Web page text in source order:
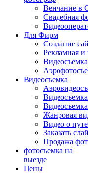
Венчание в
Свадебная
Для Фирм
Создание
Рекламная и
Видеосъемка
Жанровая
Видео о
Заказать
Продажа
фотосъемка на
выезде
Цены